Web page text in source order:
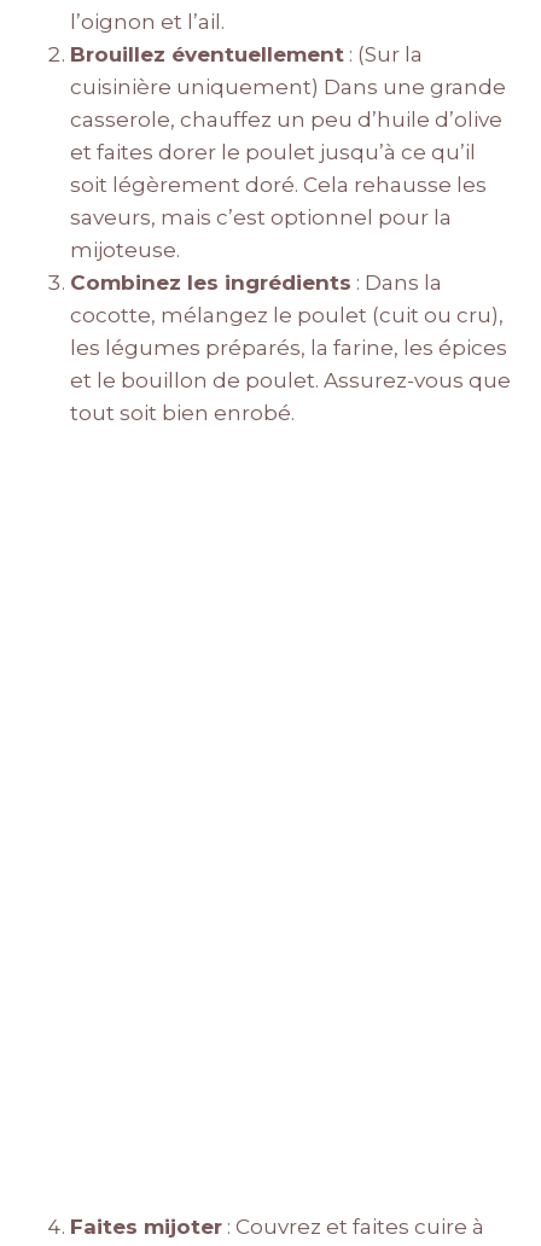
l’oignon et l’ail.
Brouillez éventuellement : (Sur la
cuisinière uniquement) Dans une grande
casserole, chauffez un peu d’huile d’olive
et faites dorer le poulet jusqu’à ce qu’il
soit légèrement doré. Cela rehausse les
saveurs, mais c’est optionnel pour la
mijoteuse.
Combinez les ingrédients : Dans la
cocotte, mélangez le poulet (cuit ou cru),
les légumes préparés, la farine, les épices
et le bouillon de poulet. Assurez-vous que
tout soit bien enrobé.
Faites mijoter : Couvrez et faites cuire à